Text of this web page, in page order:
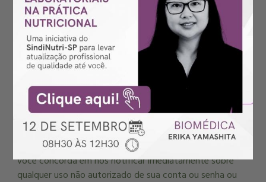
que possa ocorrer com você e que esteja ligado a sua
utilização de nossos serviços, benefícios e outras
atividades gratuitas ou remuneradas, bem como não
somos responsáveis pela perda ou dano que possa
ocorrer como resultado de alguém usar sua senha ou
conta, com ou sem o seu conhecimento.
Você também é totalmente responsável por todas as
atividades que ocorrem através do uso de sua conta e
senha, bem como através do uso de sua máquina de
acesso (celular, notebook, PC e outros). Deste modo,
você concorda em nos notificar imediatamente sobre
qualquer uso não autorizado de sua conta ou senha ou